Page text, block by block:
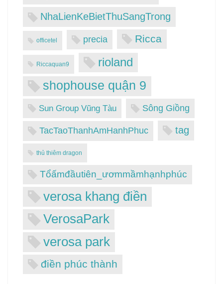
NhaLienKeBietThuSangTrong
officetel precia Ricca
Riccaquan9
rioland
shophouse quận 9
Sun Group Vũng Tàu Sông Giồng
TacTaoThanhAmHanhPhuc tag
thủ thiêm dragon
Tổấmđầutiên_ươmmầmhạnhphúc
verosa khang điền
VerosaPark
verosa park
điền phúc thành